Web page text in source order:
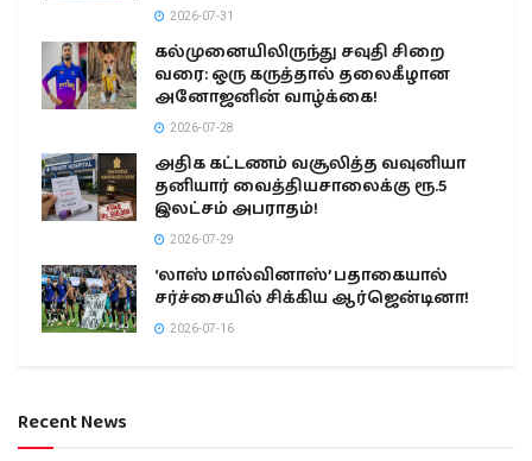
2026-07-31
கல்முனையிலிருந்து சவுதி சிறை
வரை: ஒரு கருத்தால் தலைகீழான
அனோஜனின் வாழ்க்கை!
2026-07-28
அதிக கட்டணம் வசூலித்த வவுனியா
தனியார் வைத்தியசாலைக்கு ரூ.5
இலட்சம் அபராதம்!
2026-07-29
‘லாஸ் மால்வினாஸ்’ பதாகையால்
சர்ச்சையில் சிக்கிய ஆர்ஜென்டினா!
2026-07-16
Recent News